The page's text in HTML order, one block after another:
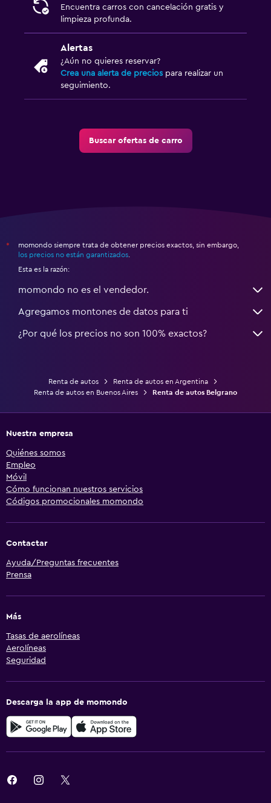
Encuentra carros con cancelación gratis y
limpieza profunda.
Alertas
¿Aún no quieres reservar?
Crea una alerta de precios para realizar un
seguimiento.
Buscar ofertas de carro
*
momondo siempre trata de obtener precios exactos, sin embargo,
los precios no están garantizados.
Esta es la razón:
momondo no es el vendedor.
Agregamos montones de datos para ti
¿Por qué los precios no son 100% exactos?
Renta de autos
Renta de autos en Argentina
Renta de autos en Buenos Aires
Renta de autos Belgrano
Nuestra empresa
Quiénes somos
Empleo
Móvil
Cómo funcionan nuestros servicios
Códigos promocionales momondo
Contactar
Ayuda/Preguntas frecuentes
Prensa
Más
Tasas de aerolíneas
Aerolíneas
Seguridad
Descarga la app de momondo